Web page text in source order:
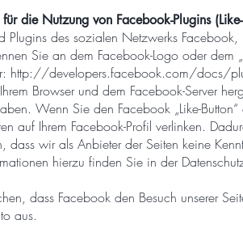
die Nutzung von Facebook-Plugins
Plugins des sozialen Netzwerks
Sie an dem Facebook-Logo oder dem
http://developers.facebook.com/docs/
Browser und dem Facebook-Server
Wenn Sie den Facebook „Like-
auf Ihrem Facebook-Profil verlinken.
wir als Anbieter der Seiten keine
hierzu finden Sie in der
dass Facebook den Besuch unserer
aus.